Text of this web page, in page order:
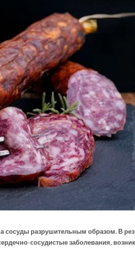
сосуды разрушительным образом. В
сосудистые заболевания,